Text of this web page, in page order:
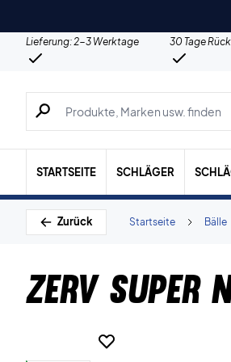
Lieferung: 2-3 Werktage 30 Tage
Suche nach Produkten, Marken
STARTSEITE SCHLÄGER
Zurück Bälle
Startseite
ZERV